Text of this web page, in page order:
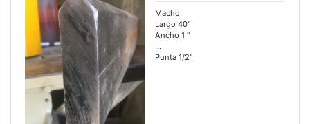
Macho
Largo 40"
Ancho 1 "
...
Punta 1/2"